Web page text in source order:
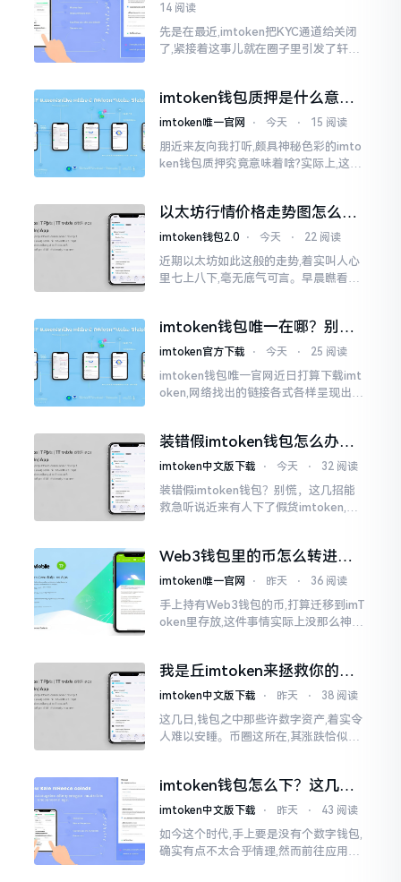
14 阅读
先是在最近,imtoken把KYC通道给关闭
了,紧接着这事儿就在圈子里引发了轩然
imtoken钱包质押是什么意
思？一文讲透
imtoken唯一官网 ⋅ 今天 ⋅ 15 阅读
朋近来友向我打听,颇具神秘色彩的imto
ken钱包质押究竟意味着啥?实际上,这一
以太坊行情价格走势图怎么看
才不亏钱
imtoken钱包2.0 ⋅ 今天 ⋅ 22 阅读
近期以太坊如此这般的走势,着实叫人心
里七上八下,毫无底气可言。早晨瞧看之
得让人心里直冒慌意。
imtoken钱包唯一在哪？别乱
点，小心假网站
imtoken官方下载 ⋅ 今天 ⋅ 25 阅读
imtoken钱包唯一官网近日打算下载imt
oken,网络找出的链接各式各样呈现出乱
直忐忑不安。我折腾了好些日子
装错假imtoken钱包怎么办？
别慌，快卸载，这几招能救急
imtoken中文版下载 ⋅ 今天 ⋅ 32 阅读
装错假imtoken钱包？别慌，这几招能
救急听说近来有人下了假货imtoken,心
是陷阱。
Web3钱包里的币怎么转进
imToken？别慌，三步搞定
imtoken唯一官网 ⋅ 昨天 ⋅ 36 阅读
手上持有Web3钱包的币,打算迁移到imT
oken里存放,这件事情实际上没那么神秘
我是丘imtoken来拯救你的钱
包
imtoken中文版下载 ⋅ 昨天 ⋅ 38 阅读
这几日,钱包之中那些许数字资产,着实令
人难以安睡。币圈这所在,其涨跌恰似翻
堆币
imtoken钱包怎么下？这几种
靠谱路子别走歪
imtoken中文版下载 ⋅ 昨天 ⋅ 43 阅读
如今这个时代,手上要是没有个数字钱包,
确实有点不太合乎情理,然而前往应用商